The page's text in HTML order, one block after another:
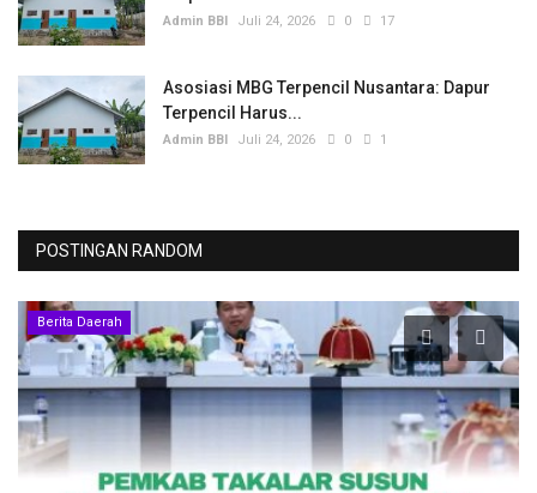
Admin BBI Juli 24, 2026 0 17
Asosiasi MBG Terpencil Nusantara: Dapur
Terpencil Harus...
Admin BBI Juli 24, 2026 0 1
POSTINGAN RANDOM
Berita Daerah